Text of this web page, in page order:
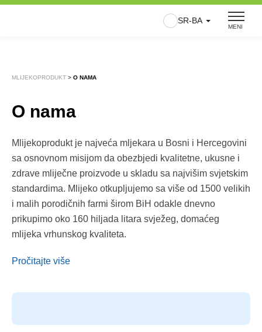
Skip
SR-BA
MENI
MLIJEKOPRODUKT > O NAMA
O nama
Mlijekoprodukt je najveća mljekara u Bosni i Hercegovini
sa osnovnom misijom da obezbjedi kvalitetne, ukusne i
zdrave mliječne proizvode u skladu sa najvišim svjetskim
standardima. Mlijeko otkupljujemo sa više od 1500 velikih
i malih porodičnih farmi širom BiH odakle dnevno
prikupimo oko 160 hiljada litara svježeg, domaćeg
mlijeka vrhunskog kvaliteta.
Pročitajte više